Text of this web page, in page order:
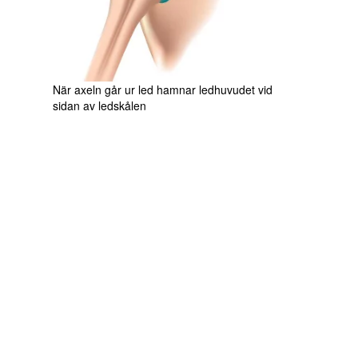
När axeln går ur led hamnar ledhuvudet vid
sidan av ledskålen